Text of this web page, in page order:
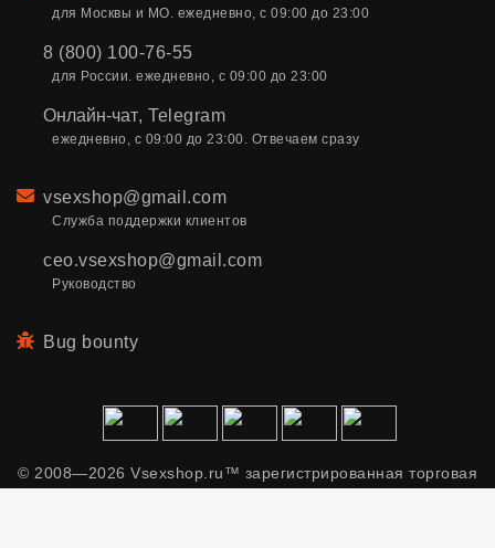
для Москвы и МО. ежедневно, с 09:00 до 23:00
8 (800) 100-76-55
для России. ежедневно, с 09:00 до 23:00
Онлайн-чат, Telegram
ежедневно, с 09:00 до 23:00. Отвечаем сразу
Email
vsexshop@gmail.com
Служба поддержки клиентов
ceo.vsexshop@gmail.com
Руководство
Bug bounty
© 2008—2026 Vsexshop.ru™ зарегистрированная торговая